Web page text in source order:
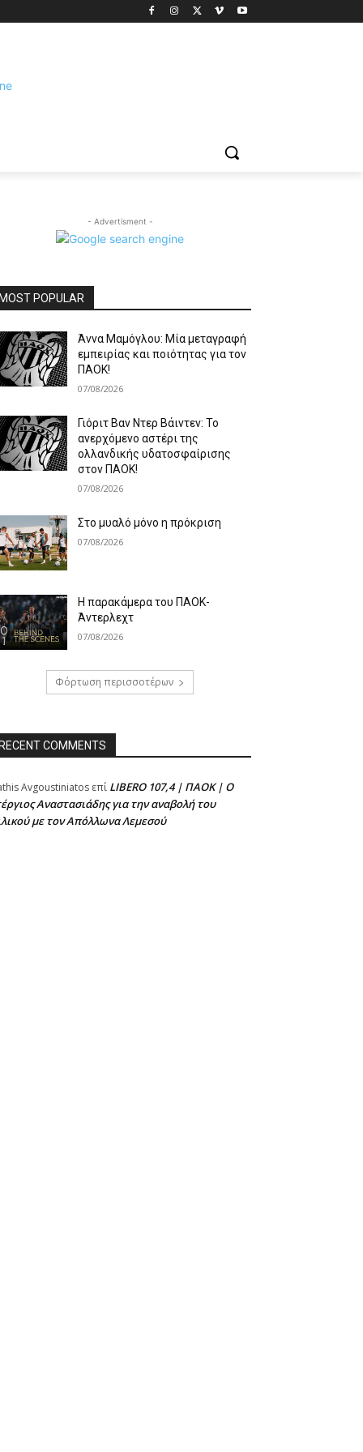
- Advertisment -
POPULAR
Άννα Μαμόγλου: Μία μεταγραφή
εμπειρίας και ποιότητας για τον
ΠΑΟΚ!
07/08/2026
Γιόριτ Βαν Ντερ Βάιντεν: Το
ανερχόμενο αστέρι της
ολλανδικής υδατοσφαίρισης
στον ΠΑΟΚ!
07/08/2026
Στο μυαλό μόνο η πρόκριση
07/08/2026
Η παρακάμερα του ΠΑΟΚ-
Άντερλεχτ
07/08/2026
Φόρτωση περισσοτέρων
COMMENTS
Avgoustiniatos επί LIBERO 107,4 | ΠΑΟΚ | Ο
Αναστασιάδης για την αναβολή του
με τον Απόλλωνα Λεμεσού